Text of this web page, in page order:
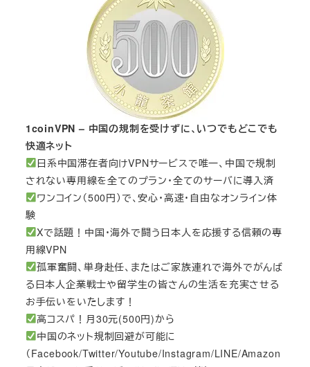
1coinVPN – 中国の規制を受けずに、いつでもどこでも
快適ネット
日系中国滞在者向けVPNサービスで唯一、中国で規制
されない専用線を全てのプラン・全てのサーバに導入済
ワンコイン（500円）で、安心・高速・自由なオンライン体
験
Xで話題！中国・海外で闘う日本人を応援する信頼の専
用線VPN
孤軍奮闘、単身赴任、またはご家族連れで海外でがんば
る日本人企業戦士や留学生の皆さんの生活を充実させる
お手伝いをいたします！
高コスパ！月30元(500円)から
中国のネット規制回避が可能に
（Facebook/Twitter/Youtube/Instagram/LINE/Amazon